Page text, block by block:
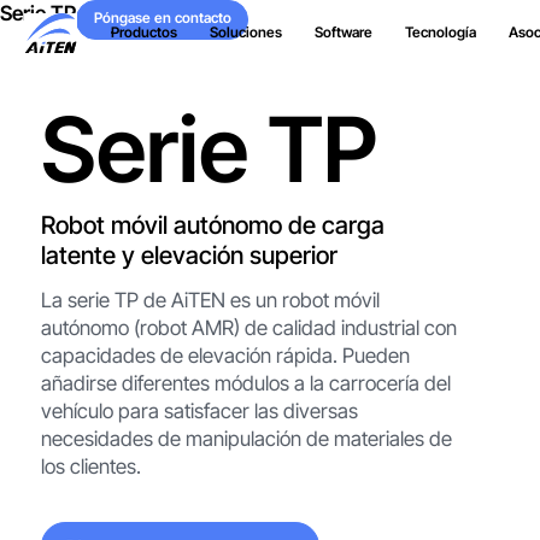
Ir
Productos Soluciones Software Tecnología
Serie TP
Póngase en contacto
Póngase en contacto
Serie TP
Robot móvil autónomo de carga
latente y elevación superior
La serie TP de AiTEN es un robot móvil
autónomo (robot AMR) de calidad industrial con
capacidades de elevación rápida. Pueden
añadirse diferentes módulos a la carrocería del
vehículo para satisfacer las diversas
necesidades de manipulación de materiales de
los clientes.